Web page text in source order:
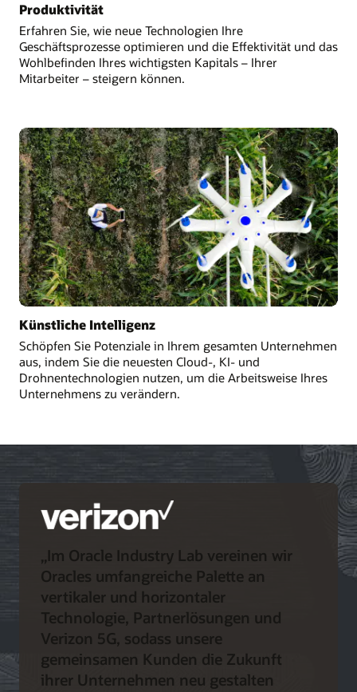
Produktivität
Erfahren Sie, wie neue Technologien Ihre
Geschäftsprozesse optimieren und die Effektivität und das
Wohlbefinden Ihres wichtigsten Kapitals – Ihrer
Mitarbeiter – steigern können.
Künstliche Intelligenz
Schöpfen Sie Potenziale in Ihrem gesamten Unternehmen
aus, indem Sie die neuesten Cloud-, KI- und
Drohnentechnologien nutzen, um die Arbeitsweise Ihres
Unternehmens zu verändern.
„Im Oracle Industry Lab vereinen wir
Oracles umfangreiche Palette an
vertikaler und horizontaler
Technologie, Partnerlösungen und
Verizon 5G, sodass unsere
gemeinsamen Kunden die Zukunft
ihrer Unternehmen neu gestalten